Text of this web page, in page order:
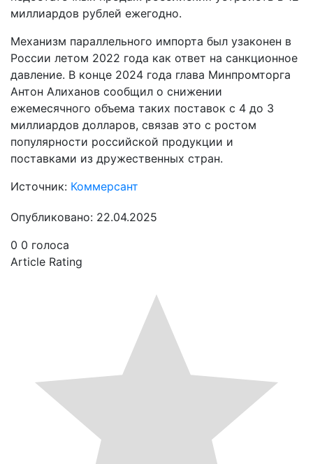
миллиардов рублей ежегодно.
Механизм параллельного импорта был узаконен в
России летом 2022 года как ответ на санкционное
давление. В конце 2024 года глава Минпромторга
Антон Алиханов сообщил о снижении
ежемесячного объема таких поставок с 4 до 3
миллиардов долларов, связав это с ростом
популярности российской продукции и
поставками из дружественных стран.
Источник: Коммерсант
Опубликовано: 22.04.2025
0 0 голоса
Article Rating